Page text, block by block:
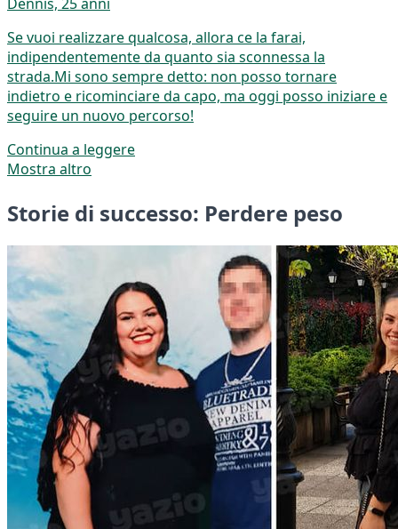
Se vuoi realizzare qualcosa, allora ce la farai,
indipendentemente da quanto sia sconnessa la
strada.Mi sono sempre detto: non posso tornare
indietro e ricominciare da capo, ma oggi posso iniziare e
seguire un nuovo percorso!
Continua a leggere
Mostra altro
Storie di successo: Perdere peso